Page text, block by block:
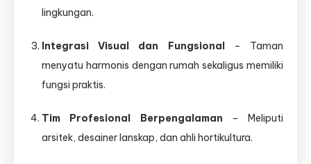
lingkungan.
Integrasi Visual dan Fungsional– Taman
menyatu harmonis dengan rumah sekaligus memiliki
fungsi praktis.
Tim Profesional Berpengalaman – Meliputi
arsitek, desainer lanskap, dan ahli hortikultura.